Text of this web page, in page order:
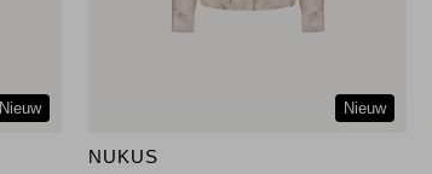
Nieuw Nieuw
NUKUS